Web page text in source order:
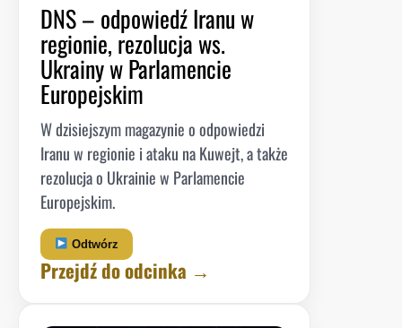
DNS – odpowiedź Iranu w
regionie, rezolucja ws.
Ukrainy w Parlamencie
Europejskim
W dzisiejszym magazynie o odpowiedzi
Iranu w regionie i ataku na Kuwejt, a także
rezolucja o Ukrainie w Parlamencie
Europejskim.
Odtwórz
Przejdź do odcinka →